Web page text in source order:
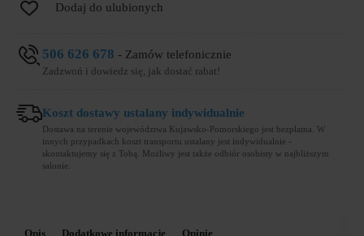
Dodaj do ulubionych
506 626 678 - Zamów telefonicznie
Zadzwoń i dowiedz się, jak dostać rabat!
Koszt dostawy ustalany indywidualnie
Dostawa na terenie województwa Kujawsko-Pomorskiego jest bezpłatna. W
innych przypadkach koszt transportu ustalany jest indywidualnie -
skontaktujemy się z Tobą. Możliwy jest także odbiór osobisty w najbliższym
salonie.
Opis Dodatkowe informacje Opinie